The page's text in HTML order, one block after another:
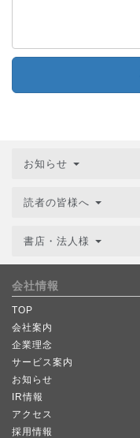
お知らせ
読者の皆様へ
書店・法人様
会社情報
TOP
会社案内
企業理念
サービス案内
お知らせ
IR情報
アクセス
採用情報